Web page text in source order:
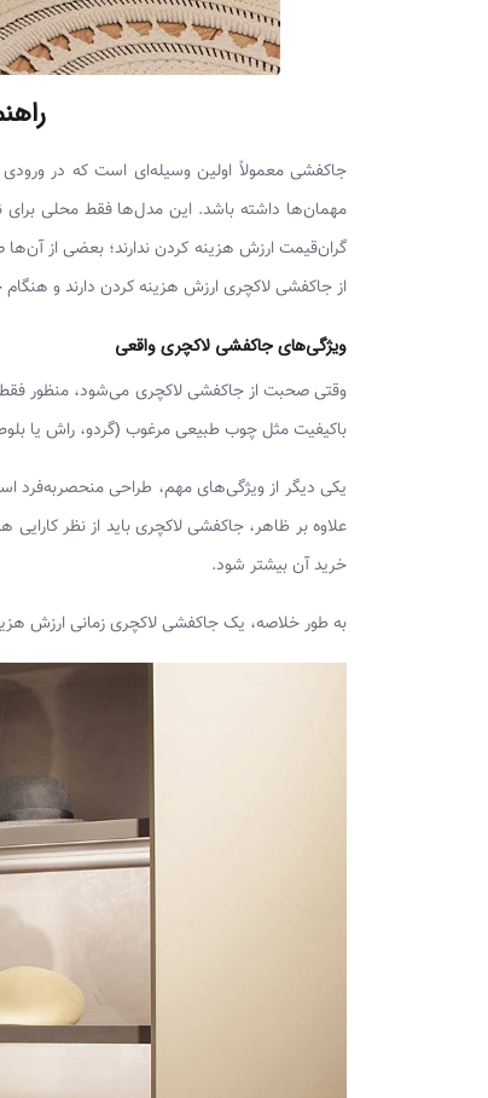
جاکفشی معمولاً اولین وسیله‌ای است که در ورودی
مهمان‌ها داشته باشد. این مدل‌ها فقط محلی برای
گران‌قیمت ارزش هزینه کردن ندارند؛ بعضی از آن‌ها
از جاکفشی لاکچری ارزش هزینه کردن دارند و هنگام
ویژگی‌های جاکفشی لاکچری واقعی
وقتی صحبت از جاکفشی لاکچری می‌شود، منظور فقط
باکیفیت مثل چوب طبیعی مرغوب (گردو، راش یا
یکی دیگر از ویژگی‌های مهم، طراحی
علاوه بر ظاهر، جاکفشی لاکچری باید از نظر
خرید آن بیشتر شود.
به طور خلاصه، یک جاکفشی لاکچری زمانی ارزش